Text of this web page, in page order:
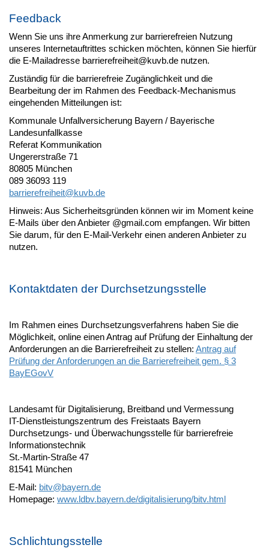
Feedback
Wenn Sie uns ihre Anmerkung zur barrierefreien Nutzung
unseres Internetauftrittes schicken möchten, können Sie hierfür
die E-Mailadresse barrierefreiheit@kuvb.de nutzen.
Zuständig für die barrierefreie Zugänglichkeit und die
Bearbeitung der im Rahmen des Feedback-Mechanismus
eingehenden Mitteilungen ist:
Kommunale Unfallversicherung Bayern / Bayerische
Landesunfallkasse
Referat Kommunikation
Ungererstraße 71
80805 München
089 36093 119
barrierefreiheit@kuvb.de
Hinweis: Aus Sicherheitsgründen können wir im Moment keine
E-Mails über den Anbieter @gmail.com empfangen. Wir bitten
Sie darum, für den E-Mail-Verkehr einen anderen Anbieter zu
nutzen.
Kontaktdaten der Durchsetzungsstelle
Im Rahmen eines Durchsetzungsverfahrens haben Sie die
Möglichkeit, online einen Antrag auf Prüfung der Einhaltung der
Anforderungen an die Barrierefreiheit zu stellen: Antrag auf
Prüfung der Anforderungen an die Barrierefreiheit gem. § 3
BayEGovV
Landesamt für Digitalisierung, Breitband und Vermessung
IT-Dienstleistungszentrum des Freistaats Bayern
Durchsetzungs- und Überwachungsstelle für barrierefreie
Informationstechnik
St.-Martin-Straße 47
81541 München
E-Mail: bitv@bayern.de
Homepage: www.ldbv.bayern.de/digitalisierung/bitv.html
Schlichtungsstelle